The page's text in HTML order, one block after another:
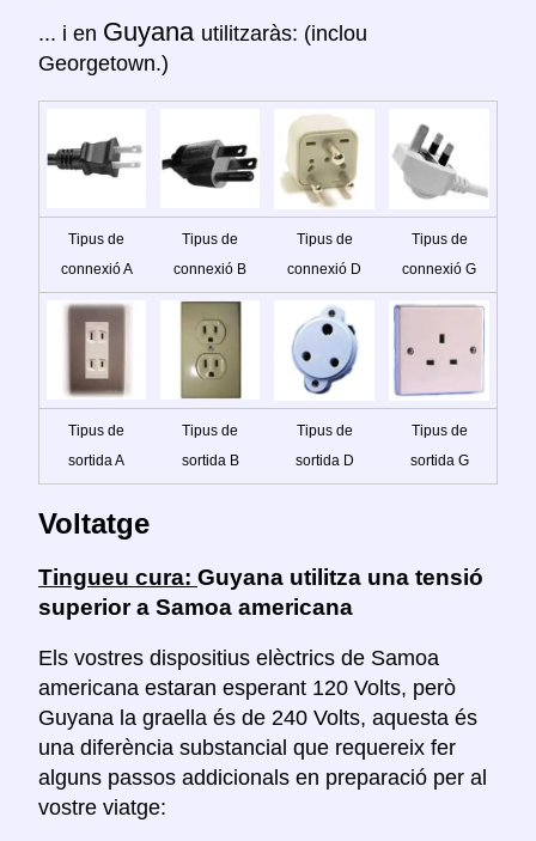
... i en Guyana utilitzaràs: (inclou
Georgetown.)
Tipus de
connexió A
Tipus de
connexió B
Tipus de
connexió D
Tipus de
connexió G
Tipus de
sortida A
Tipus de
sortida B
Tipus de
sortida D
Tipus de
sortida G
Voltatge
Tingueu cura: Guyana utilitza una tensió
superior a Samoa americana
Els vostres dispositius elèctrics de Samoa
americana estaran esperant 120 Volts, però
Guyana la graella és de 240 Volts, aquesta és
una diferència substancial que requereix fer
alguns passos addicionals en preparació per al
vostre viatge: